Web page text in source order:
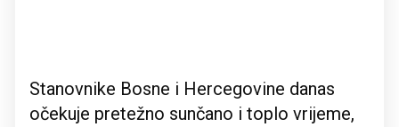
Stanovnike Bosne i Hercegovine danas
očekuje pretežno sunčano i toplo vrijeme,